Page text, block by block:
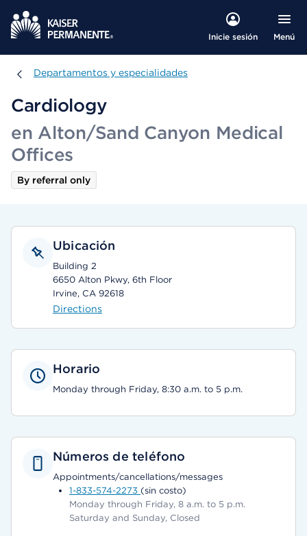
Inicie sesión Menú
Departamentos y especialidades
Departamentos y especialidades
Cardiology
en Alton/Sand Canyon Medical
Offices
By referral only
Ubicación
Building 2
6650 Alton Pkwy, 6th Floor
Irvine, CA 92618
Directions
Horario
Monday through Friday, 8:30 a.m. to 5 p.m.
Números de teléfono
Appointments/cancellations/messages
1-833-574-2273 (sin costo)
Monday through Friday, 8 a.m. to 5 p.m.
Saturday and Sunday, Closed